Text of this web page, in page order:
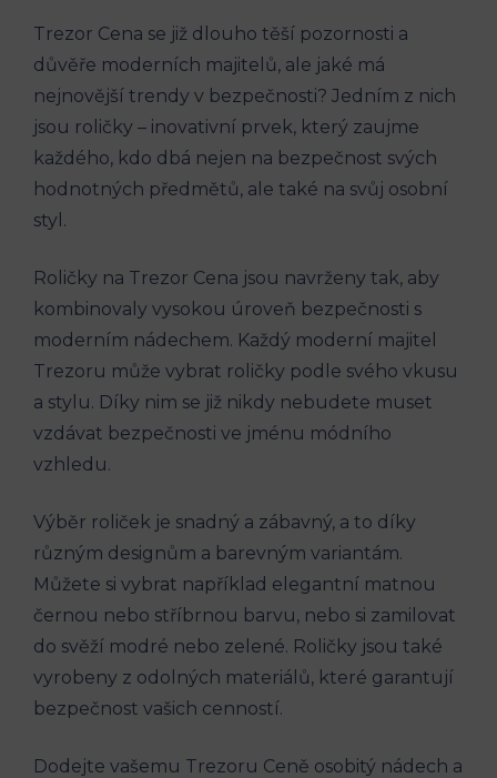
Trezor Cena se již dlouho těší pozornosti a
důvěře moderních majitelů, ale jaké má
nejnovější trendy v bezpečnosti? Jedním z nich
jsou roličky – inovativní prvek, který zaujme
každého, kdo dbá nejen na bezpečnost svých
hodnotných předmětů, ale také na svůj osobní
styl.
Roličky na Trezor Cena jsou navrženy tak, aby
kombinovaly vysokou úroveň bezpečnosti s
moderním nádechem. Každý moderní majitel
Trezoru může vybrat roličky podle svého vkusu
a stylu. Díky nim se již nikdy nebudete muset
vzdávat bezpečnosti ve jménu módního
vzhledu.
Výběr roliček je snadný a zábavný, a to díky
různým designům a barevným variantám.
Můžete si vybrat například elegantní matnou
černou nebo stříbrnou barvu, nebo si zamilovat
do svěží modré nebo zelené. Roličky jsou také
vyrobeny z odolných materiálů, které garantují
bezpečnost vašich cenností.
Dodejte vašemu Trezoru Ceně osobitý nádech a